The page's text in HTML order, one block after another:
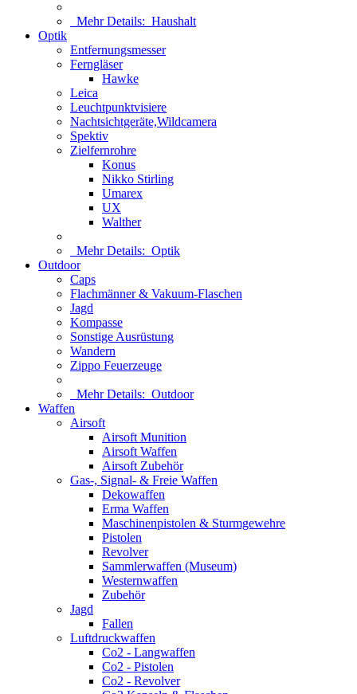
Mehr Details: Haushalt
Optik
Entfernungsmesser
Ferngläser
Hawke
Leica
Leuchtpunktvisiere
Nachtsichtgeräte,Wildcamera
Spektiv
Zielfernrohre
Konus
Nikko Stirling
Umarex
UX
Walther
Mehr Details: Optik
Outdoor
Caps
Flachmänner & Vakuum-Flaschen
Jagd
Kompasse
Sonstige Ausrüstung
Wandern
Zippo Feuerzeuge
Mehr Details: Outdoor
Waffen
Airsoft
Airsoft Munition
Airsoft Waffen
Airsoft Zubehör
Gas-, Signal- & Freie Waffen
Dekowaffen
Erma Waffen
Maschinenpistolen & Sturmgewehre
Pistolen
Revolver
Sammlerwaffen (Museum)
Westernwaffen
Zubehör
Jagd
Fallen
Luftdruckwaffen
Co2 - Langwaffen
Co2 - Pistolen
Co2 - Revolver